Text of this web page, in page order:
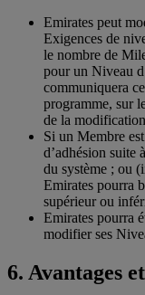
Emirates peut
Exigences de
le nombre de
pour un Niveau
communiquera
programme, sur
de la
Si un Membre
d’adhésion suite
du système ; ou
Emirates pourra
supérieur ou
Emirates pourra
modifier ses
6. Avantages